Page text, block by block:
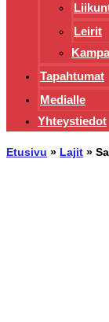
Leirit
Tapahtumat
Medialle
Yhteystiedot
Etusivu » Lajit »